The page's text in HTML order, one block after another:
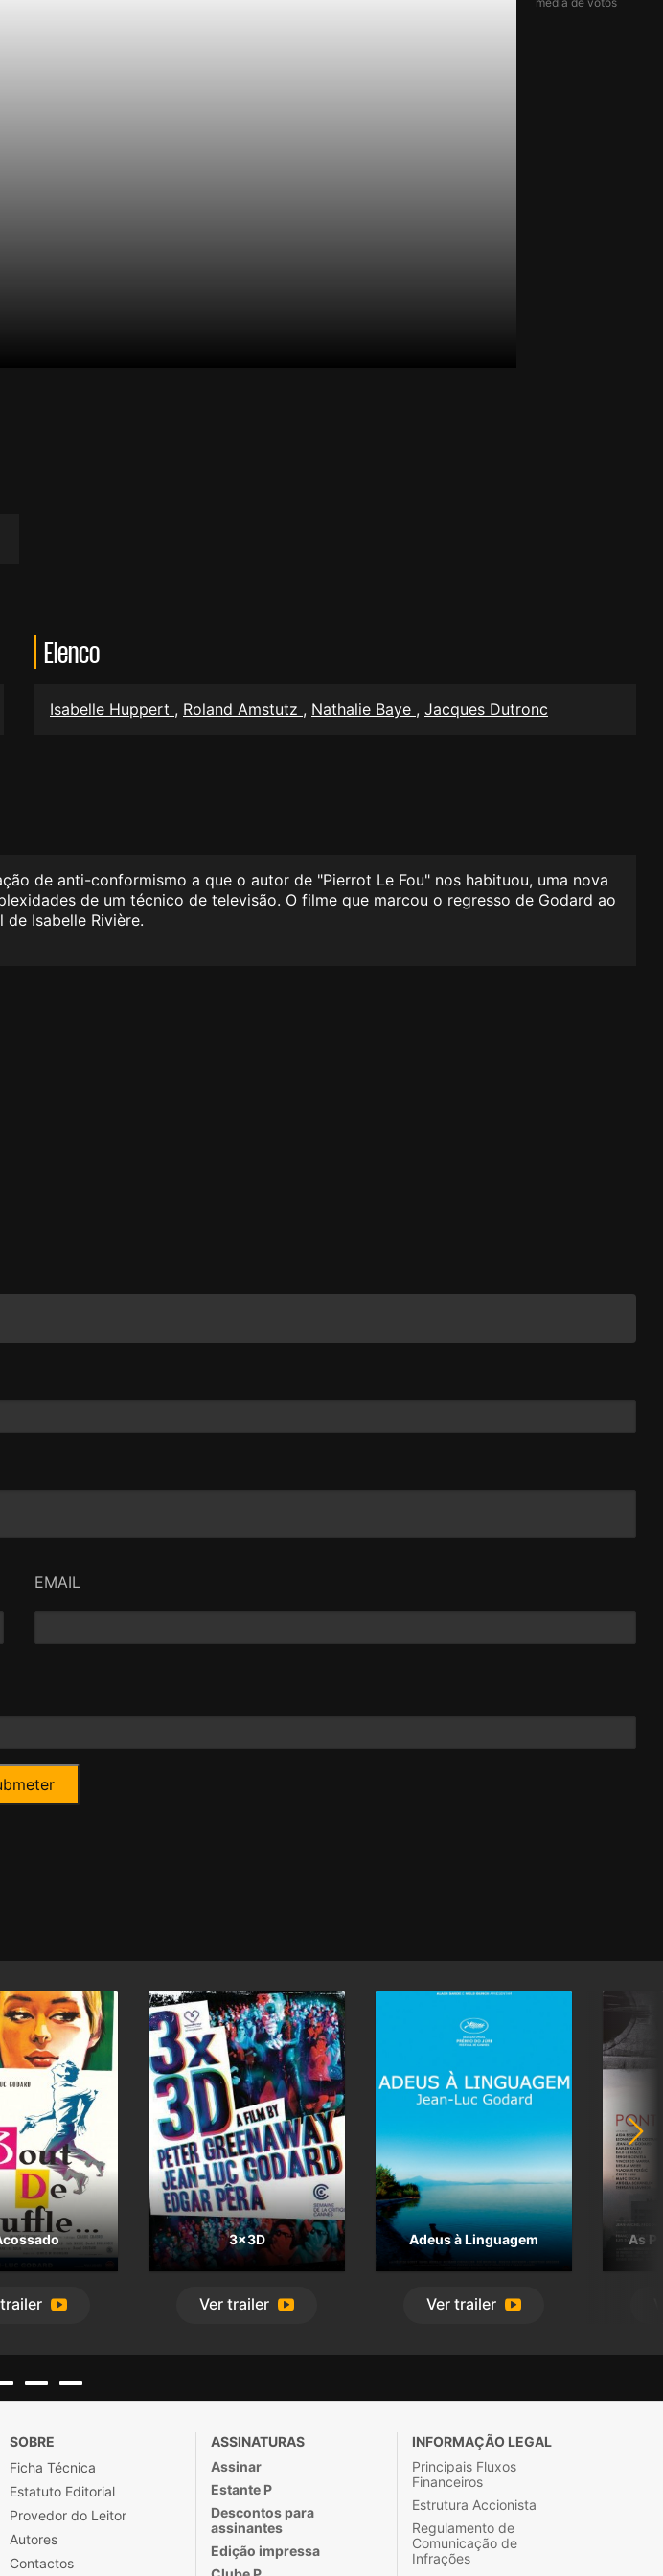
Elenco
Isabelle Huppert , Roland Amstutz , Nathalie Baye , Jacques Dutronc
de anti-conformismo a que o autor de "Pierrot Le Fou" nos habituou, uma nova
de um técnico de televisão. O filme que marcou o regresso de Godard ao
Isabelle Rivière.
EMAIL
trailer
3x3D
Ver trailer
Adeus à Linguagem
Ver trailer
As
SOBRE
Ficha Técnica
Estatuto Editorial
Provedor do Leitor
Autores
Contactos
ASSINATURAS
Assinar
Estante P
Descontos para
assinantes
Edição impressa
INFORMAÇÃO LEGAL
Principais Fluxos
Financeiros
Estrutura Accionista
Regulamento de
Comunicação de
Infrações